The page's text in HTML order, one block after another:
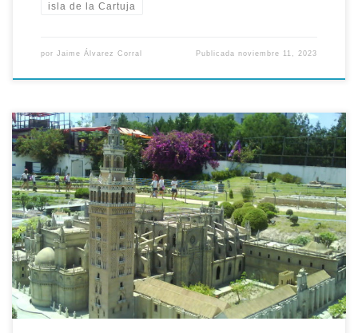
isla de la Cartuja
por Jaime Álvarez Corral Publicadanoviembre 11, 2023
Tal día como hoy 23 de Abril del año 1997, Cartuja 93 e Isla
Mágica firmaron el acuerdo de explotación de <<Andalucía de
los Niños>>, nos trasladamos al pasado en la Expo-
Hemeroteca. Jaime Montaner, como presidente de Cartuja 93,
y Jesús Sainz como presidente del Parque Isla Mágica,
firmaron […]